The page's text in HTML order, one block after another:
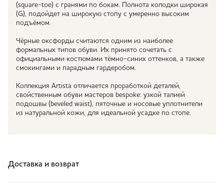
(square-toe) с гранями по бокам. Полнота колодки широкая
(G), подойдет на широкую стопу с умеренно высоким
подъёмом.
Чёрные оксфорды считаются одним из наиболее
формальных типов обуви. Их принято сочетать с
официальными костюмами тёмно-синих оттенков, а также
смокингами и парадным гардеробом.
Коллекция Artista отличается проработкой деталей,
свойственным обуви мастеров bespoke: узкой талией
подошвы (beveled waist), пяточные и носовые уплотнители
из натуральной кожи, для идеальной усадке по стопе.
Доставка и возврат